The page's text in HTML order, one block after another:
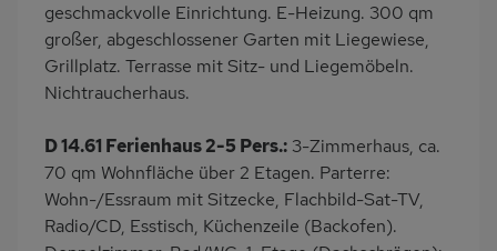
geschmackvolle Einrichtung. E-Heizung. 300 qm
großer, abgeschlossener Garten mit Liegewiese,
Grillplatz. Terrasse mit Sitz- und Liegemöbeln.
Nichtraucherhaus.
D 14.61 Ferienhaus 2-5 Pers.: 3-Zimmerhaus, ca.
70 qm Wohnfläche über 2 Etagen. Parterre:
Wohn-/Essraum mit Sitzecke, Flachbild-Sat-TV,
Radio/CD, Esstisch, Küchenzeile (Backofen).